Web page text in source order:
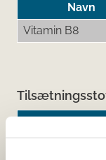
Navn
Vitamin B8